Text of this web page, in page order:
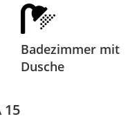
Badezimmer mit
Dusche
15